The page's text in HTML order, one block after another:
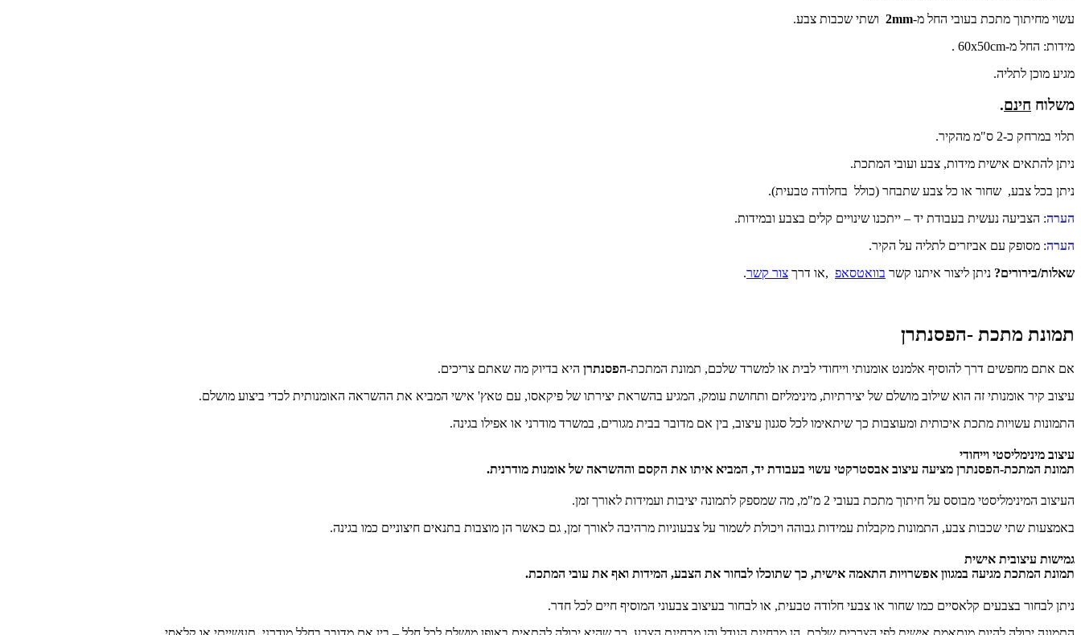
עשוי מחיתוך מתכת בעובי החל מ-2mm ושתי שכבות צבע.
מידות: החל מ-60x50cm .
מגיע מוכן לתליה.
משלוח חינם.
תלוי במרחק כ-2 ס"מ מהקיר.
ניתן להתאים אישית מידות, צבע ועובי המתכת.
ניתן בכל צבע, שחור או כל צבע שתבחר (כולל בחלודה טבעית).
הערה: הצביעה נעשית בעבודת יד – ייתכנו שינויים קלים בצבע ובמידות.
הערה: מסופק עם אביזרים לתליה על הקיר.
שאלות/בירורים? ניתן ליצור איתנו קשר בוואטסאפ ,או דרך צור קשר.
תמונת מתכת -הפסנתרן
אם אתם מחפשים דרך להוסיף אלמנט אומנותי וייחודי לבית או למשרד שלכם, תמונת המתכת-הפסנתרן היא בדיוק מה שאתם צריכים.
עיצוב קיר אומנותי זה הוא שילוב מושלם של יצירתיות, מינימליזם ותחושת עומק, המגיע בהשראת יצירתו של פיקאסו, עם טאץ' אישי המביא את ההשראה האומנותית לכדי ביצוע מושלם.
התמונות עשויות מתכת איכותית ומעוצבות כך שיתאימו לכל סגנון עיצוב, בין אם מדובר בבית מגורים, במשרד מודרני או אפילו בגינה.
עיצוב מינימליסטי וייחודי
תמונת המתכת-הפסנתרן מציעה עיצוב אבסטרקטי עשוי בעבודת יד, המביא איתו את הקסם וההשראה של אומנות מודרנית.
העיצוב המינימליסטי מבוסס על חיתוך מתכת בעובי 2 מ"מ, מה שמספק לתמונה יציבות ועמידות לאורך זמן.
באמצעות שתי שכבות צבע, התמונות מקבלות עמידות גבוהה ויכולת לשמור על צבעוניות מרהיבה לאורך זמן, גם כאשר הן מוצבות בתנאים חיצוניים כמו בגינה.
גמישות עיצובית אישית
תמונת המתכת מגיעה במגוון אפשרויות התאמה אישית, כך שתוכלו לבחור את הצבע, המידות ואף את עובי המתכת.
ניתן לבחור בצבעים קלאסיים כמו שחור או צבעי חלודה טבעית, או לבחור בעיצוב צבעוני המוסיף חיים לכל חדר.